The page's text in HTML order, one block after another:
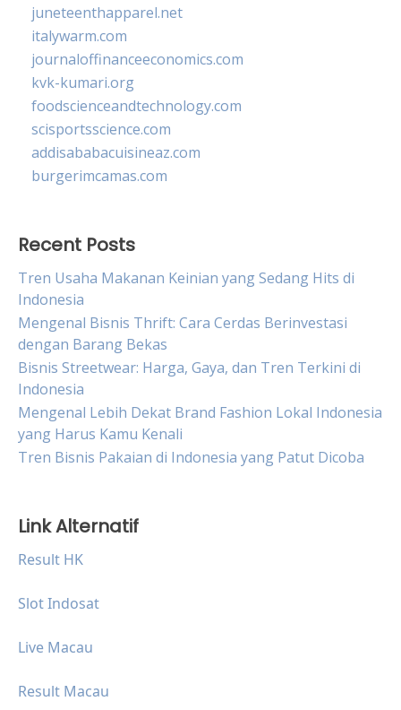
juneteenthapparel.net
italywarm.com
journaloffinanceeconomics.com
kvk-kumari.org
foodscienceandtechnology.com
scisportsscience.com
addisababacuisineaz.com
burgerimcamas.com
Recent Posts
Tren Usaha Makanan Keinian yang Sedang Hits di
Indonesia
Mengenal Bisnis Thrift: Cara Cerdas Berinvestasi
dengan Barang Bekas
Bisnis Streetwear: Harga, Gaya, dan Tren Terkini di
Indonesia
Mengenal Lebih Dekat Brand Fashion Lokal Indonesia
yang Harus Kamu Kenali
Tren Bisnis Pakaian di Indonesia yang Patut Dicoba
Link Alternatif
Result HK
Slot Indosat
Live Macau
Result Macau